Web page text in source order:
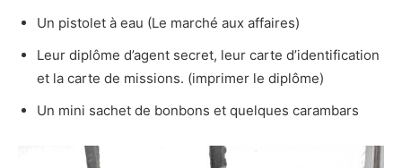
Un pistolet à eau (Le marché aux affaires)
Leur diplôme d’agent secret, leur carte d’identification
et la carte de missions. (imprimer le diplôme)
Un mini sachet de bonbons et quelques carambars